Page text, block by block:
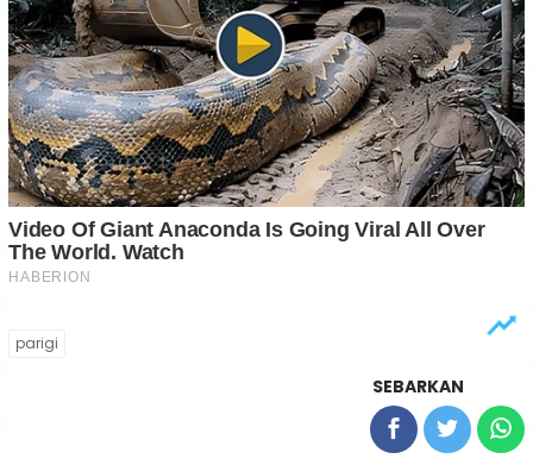
parigi
SEBARKAN